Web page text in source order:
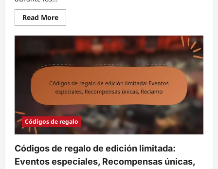
Read MoreRead
more
Premios
Hitos
de
Eventos
Cómo
descubrir,
de
comunidad
Códigos de regalo
Códigos de regalo de edición limitada:
Eventos especiales, Recompensas únicas,